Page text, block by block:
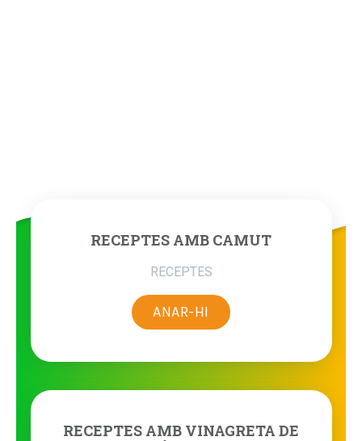
RECEPTES AMB CAMUT
RECEPTES
ANAR-HI
RECEPTES AMB VINAGRETA DE